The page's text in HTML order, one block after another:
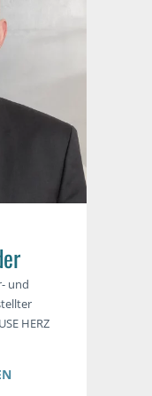
und
HERZ